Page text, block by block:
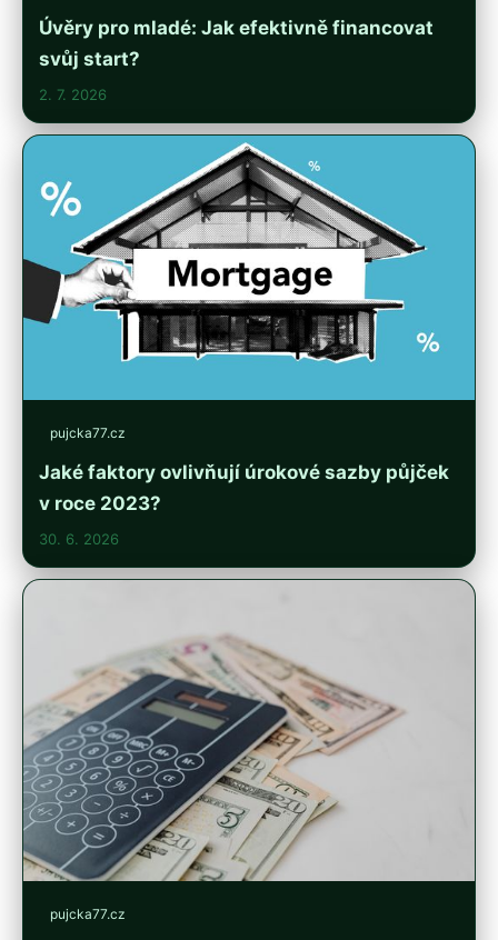
Úvěry pro mladé: Jak efektivně financovat
svůj start?
2. 7. 2026
pujcka77.cz
Jaké faktory ovlivňují úrokové sazby půjček
v roce 2023?
30. 6. 2026
pujcka77.cz